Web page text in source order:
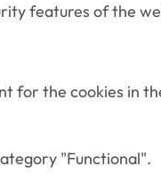
features of the
for the cookies in
"Functional".